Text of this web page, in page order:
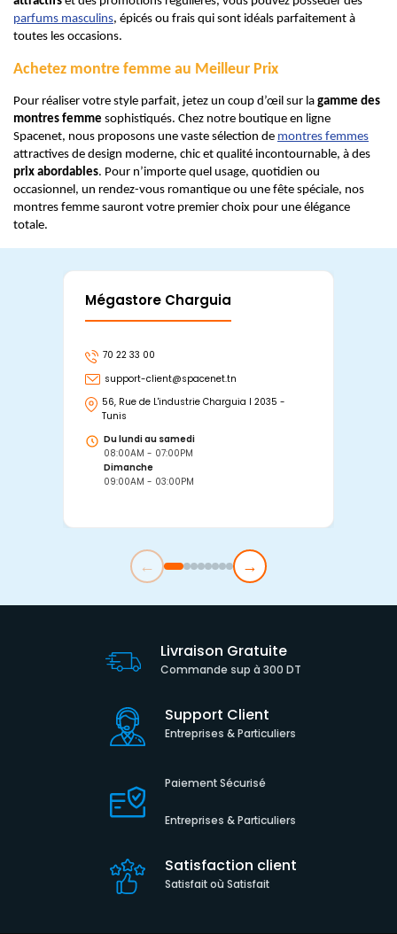
parfums masculins, épicés ou frais qui sont idéals parfaitement à
toutes les occasions.
Achetez montre femme au Meilleur Prix
Pour réaliser votre style parfait, jetez un coup d’œil sur la gamme des
montres femme sophistiqués. Chez notre boutique en ligne
Spacenet, nous proposons une vaste sélection de montres femmes
attractives de design moderne, chic et qualité incontournable, à des
prix abordables. Pour n’importe quel usage, quotidien ou
occasionnel, un rendez-vous romantique ou une fête spéciale, nos
montres femme sauront votre premier choix pour une élégance
totale.
Mégastore Charguia
70 22 33 00
support-client@spacenet.tn
56, Rue de L'industrie Charguia I 2035 -
Tunis
Du lundi au samedi
08:00AM - 07:00PM
Dimanche
09:00AM - 03:00PM
← →
Livraison Gratuite
Commande sup à 300 DT
Support Client
Entreprises & Particuliers
Paiement Sécurisé
Entreprises & Particuliers
Satisfaction client
Satisfait où Satisfait